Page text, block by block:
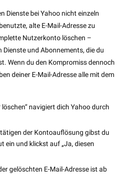
Dienste bei Yahoo nicht einzeln
alte E-Mail-Adresse zu
Nutzerkonto löschen –
und Abonnements, die du
Wenn du den Kompromiss dennoch
deiner E-Mail-Adresse alle mit dem
navigiert dich Yahoo durch
der Kontoauflösung gibst du
ein und klickst auf „Ja, diesen
gelöschten E-Mail-Adresse ist ab